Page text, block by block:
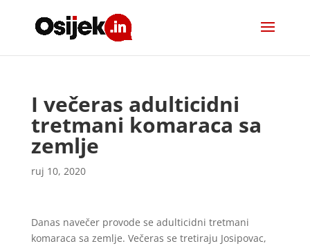
I večeras adulticidni
tretmani komaraca sa
zemlje
ruj 10, 2020
Danas navečer provode se adulticidni tretmani
komaraca sa zemlje. Večeras se tretiraju Josipovac,